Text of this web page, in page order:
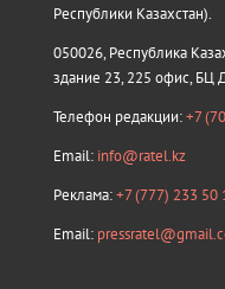
Республики Казахстан).
050026, Республика
здание 23, 225 офис, БЦ
Телефон редакции:+7
Email: info@ratel.kz
Реклама:+7 (777) 233 50
Email: